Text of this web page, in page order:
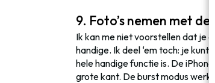
9. Foto’s nemen met de
Ik kan me niet voorstellen dat je
handige. Ik deel ‘em toch: je
hele handige functie is. De
grote kant. De burst modus